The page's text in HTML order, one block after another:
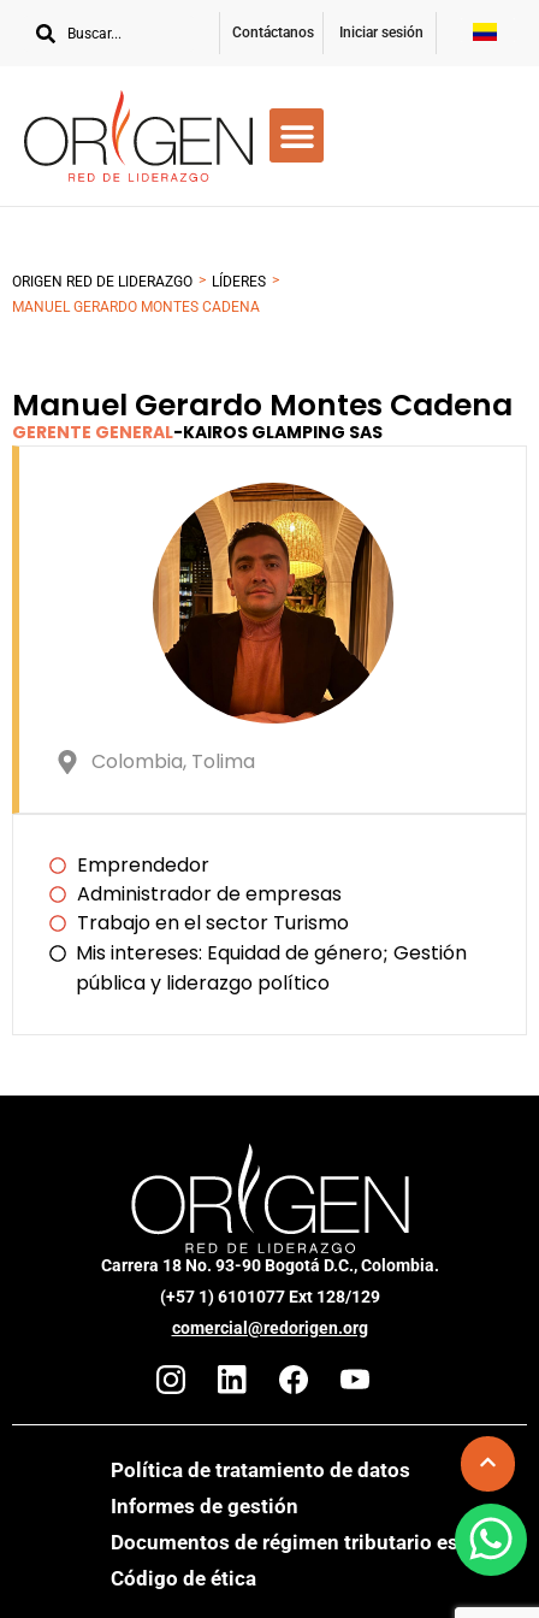
Contáctanos Iniciar sesión
ORIGEN RED DE LIDERAZGO > LÍDERES >
MANUEL GERARDO MONTES CADENA
Manuel Gerardo Montes Cadena
GERENTE GENERAL-KAIROS GLAMPING SAS
Colombia, Tolima
Emprendedor
Administrador de empresas
Trabajo en el sector Turismo
Mis intereses: Equidad de género; Gestión
pública y liderazgo político
Carrera 18 No. 93-90 Bogotá D.C., Colombia.
(+57 1) 6101077 Ext 128/129
comercial@redorigen.org
Política de tratamiento de datos
Informes de gestión
Documentos de régimen tributario especial
Código de ética